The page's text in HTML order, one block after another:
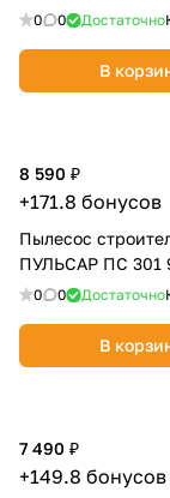
0 0 Достаточно
В
8 590 ₽
+171.8 бонусов
Пылесос
ПУЛЬСАР ПС 301
0 0 Достаточно
В
7 490 ₽
+149.8 бонусов
Подробнее